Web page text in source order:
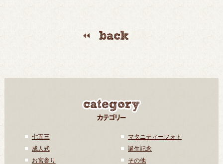
七五三
成人式
お宮参り
マタニティーフォト
誕生記念
その他